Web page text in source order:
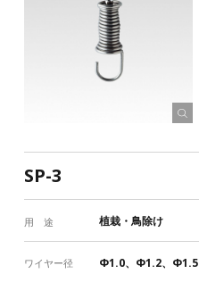
SP-3
用 途 植栽・鳥除け
ワイヤー径 Φ1.0、Φ1.2、Φ1.5